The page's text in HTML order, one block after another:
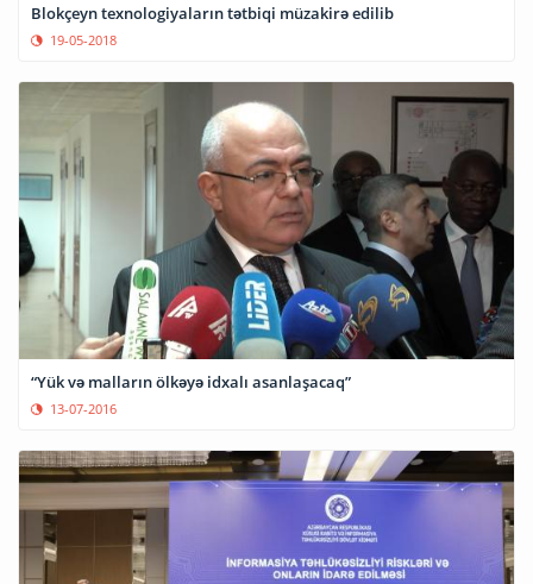
Blokçeyn texnologiyaların tətbiqi müzakirə edilib
19-05-2018
“Yük və malların ölkəyə idxalı asanlaşacaq”
13-07-2016